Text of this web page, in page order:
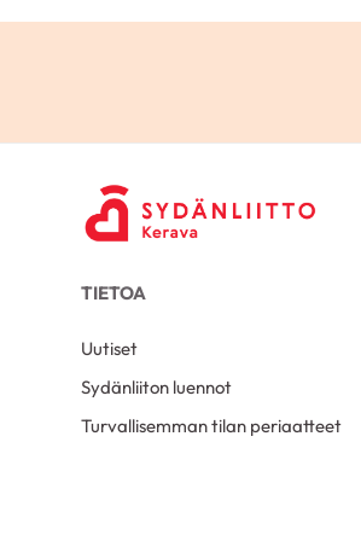
TIETOA
Uutiset
Sydänliiton luennot
Turvallisemman tilan periaatteet